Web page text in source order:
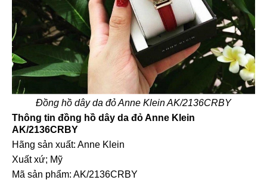
Đồng hồ dây da đỏ Anne Klein AK/2136CRBY
Thông tin đồng hồ dây da đỏ Anne Klein
AK/2136CRBY
Hãng sản xuất: Anne Klein
Xuất xứ; Mỹ
Mã sản phẩm: AK/2136CRBY